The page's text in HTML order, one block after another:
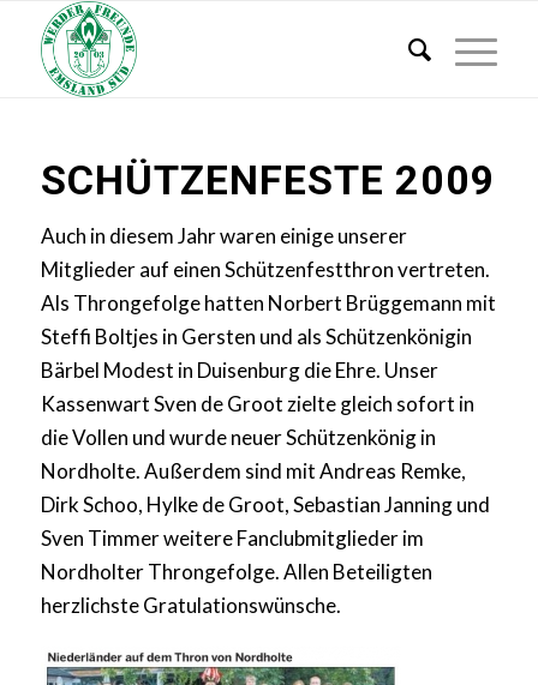
SCHÜTZENFESTE 2009
Auch in diesem Jahr waren einige unserer
Mitglieder auf einen Schützenfestthron vertreten.
Als Throngefolge hatten Norbert Brüggemann mit
Steffi Boltjes in Gersten und als Schützenkönigin
Bärbel Modest in Duisenburg die Ehre. Unser
Kassenwart Sven de Groot zielte gleich sofort in
die Vollen und wurde neuer Schützenkönig in
Nordholte. Außerdem sind mit Andreas Remke,
Dirk Schoo, Hylke de Groot, Sebastian Janning und
Sven Timmer weitere Fanclubmitglieder im
Nordholter Throngefolge. Allen Beteiligten
herzlichste Gratulationswünsche.